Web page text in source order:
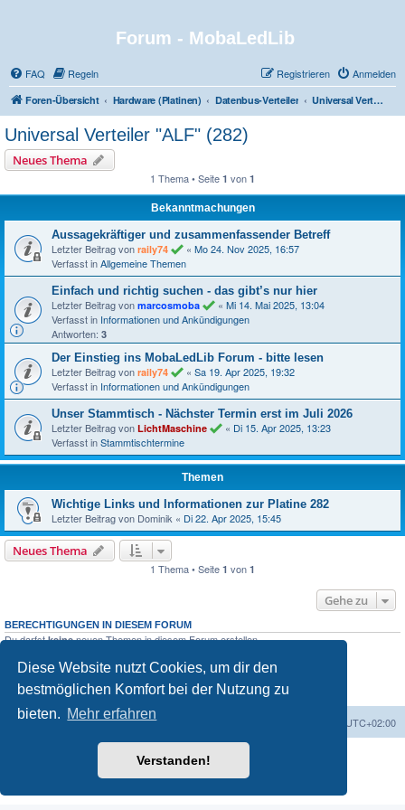
Diese Website nutzt Cookies, um dir den
bestmöglichen Komfort bei der Nutzung zu
bieten. Mehr erfahren
Verstanden!
Forum - MobaLedLib
FAQ Regeln Anmelden
Registrieren
Foren-Übersicht Hardware (Platinen) Datenbus-Verteiler Universal Verteiler "ALF" (282)
Universal Verteiler "ALF" (282)
Neues Thema
1 Thema • Seite 1 von 1
Bekanntmachungen
Aussagekräftiger und zusammenfassender Betreff
Letzter Beitrag von raily74 « Mo 24. Nov 2025, 16:57
Verfasst inAllgemeine Themen
Einfach und richtig suchen - das gibt’s nur hier
Letzter Beitrag von marcosmoba « Mi 14. Mai 2025, 13:04
Verfasst in Informationen und Ankündigungen
Antworten: 3
Der Einstieg ins MobaLedLib Forum - bitte lesen
Letzter Beitrag von raily74 « Sa 19. Apr 2025, 19:32
Verfasst in Informationen und Ankündigungen
Unser Stammtisch - Nächster Termin erst im Juli 2026
Letzter Beitrag von LichtMaschine « Di 15. Apr 2025, 13:23
Verfasst inStammtischtermine
Themen
Wichtige Links und Informationen zur Platine 282
Letzter Beitrag von Dominik « Di 22. Apr 2025, 15:45
Neues Thema
1 Thema • Seite 1 von 1
Gehe zu
BERECHTIGUNGEN IN DIESEM FORUM
Du darfstkeineneuen Themen in diesem Forum erstellen.
Du darfst deine Beiträge in diesem Forumnicht ändern.
nicht
Du darfst keineDateianhänge in diesem Forum erstellen.
Foren-Übersicht UTC+02:00
Powered by phpBB
® Forum Software © phpBB Limited